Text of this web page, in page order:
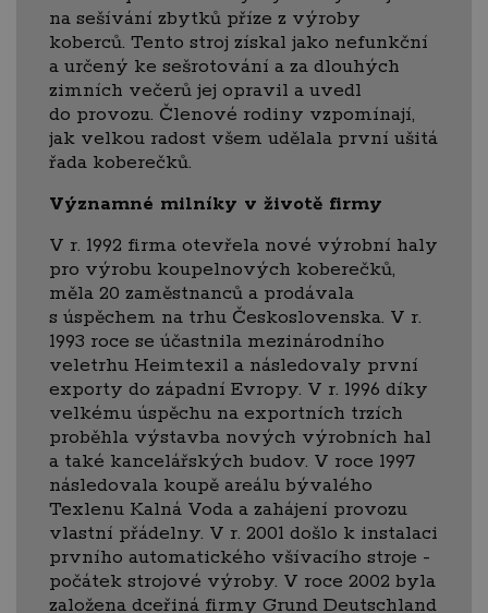
na sešívání zbytků příze z výroby
koberců. Tento stroj získal jako nefunkční
a určený ke sešrotování a za dlouhých
zimních večerů jej opravil a uvedl
do provozu. Členové rodiny vzpomínají,
jak velkou radost všem udělala první ušitá
řada koberečků.
Významné milníky v životě firmy
V r. 1992 firma otevřela nové výrobní haly
pro výrobu koupelnových koberečků,
měla 20 zaměstnanců a prodávala
s úspěchem na trhu Československa. V r.
1993 roce se účastnila mezinárodního
veletrhu Heimtexil a následovaly první
exporty do západní Evropy. V r. 1996 díky
velkému úspěchu na exportních trzích
proběhla výstavba nových výrobních hal
a také kancelářských budov. V roce 1997
následovala koupě areálu bývalého
Texlenu Kalná Voda a zahájení provozu
vlastní přádelny. V r. 2001 došlo k instalaci
prvního automatického všívacího stroje -
počátek strojové výroby. V roce 2002 byla
založena dceřiná firmy Grund Deutschland